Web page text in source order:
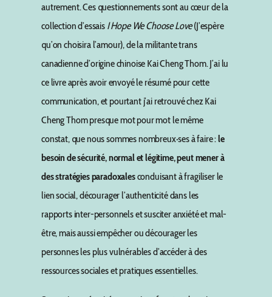
autrement. Ces questionnements sont au cœur de la
collection d’essais I Hope We Choose Love(J’espère
qu’on choisira l’amour), de la militante trans
canadienne d’origine chinoise Kai Cheng Thom. J’ai lu
ce livre après avoir envoyé le résumé pour cette
communication, et pourtant j’ai retrouvé chez Kai
Cheng Thom presque mot pour mot le même
constat, que nous sommes nombreux·ses à faire :le
besoin de sécurité, normal et légitime, peut mener à
des stratégies paradoxalesconduisant à fragiliser le
lien social, décourager l’authenticité dans les
rapports inter-personnels et susciter anxiété et mal-
être, mais aussi empêcher ou décourager les
personnes les plus vulnérables d’accéder à des
ressources sociales et pratiques essentielles.